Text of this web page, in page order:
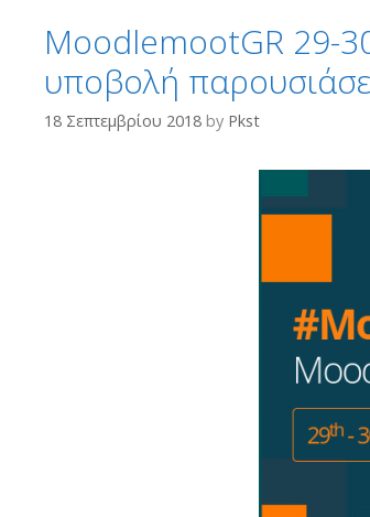
MoodlemootGR 29-
υποβολή
18 Σεπτεμβρίου 2018 by Pkst